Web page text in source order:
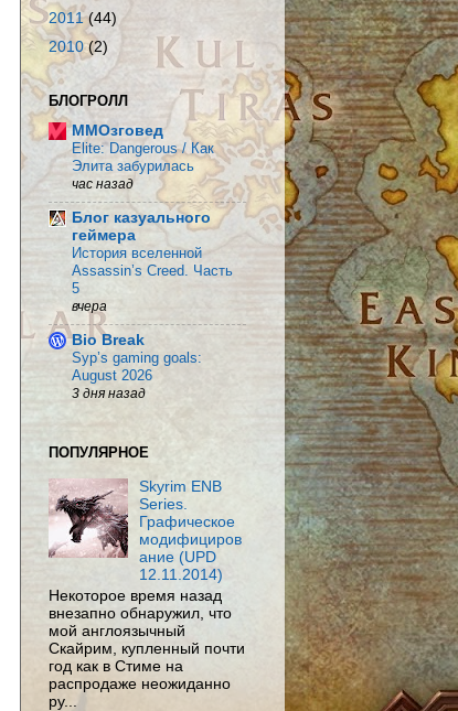
2011 (44)
2010 (2)
БЛОГРОЛЛ
MMOзговед
Elite: Dangerous / Как
Элита забурилась
час назад
Блог казуального
геймера
История вселенной
Assassin’s Creed. Часть
5
вчера
Bio Break
Syp’s gaming goals:
August 2026
3 дня назад
ПОПУЛЯРНОЕ
Skyrim ENB
Series.
Графическое
модифициров
ание (UPD
12.11.2014)
Некоторое время назад
внезапно обнаружил, что
мой англоязычный
Скайрим, купленный почти
год как в Стиме на
распродаже неожиданно
ру...